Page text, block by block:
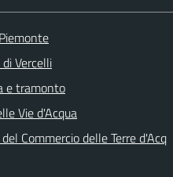
Vercelli
e tramonto
Vie d'Acqua
Commercio delle Terre d'Acq